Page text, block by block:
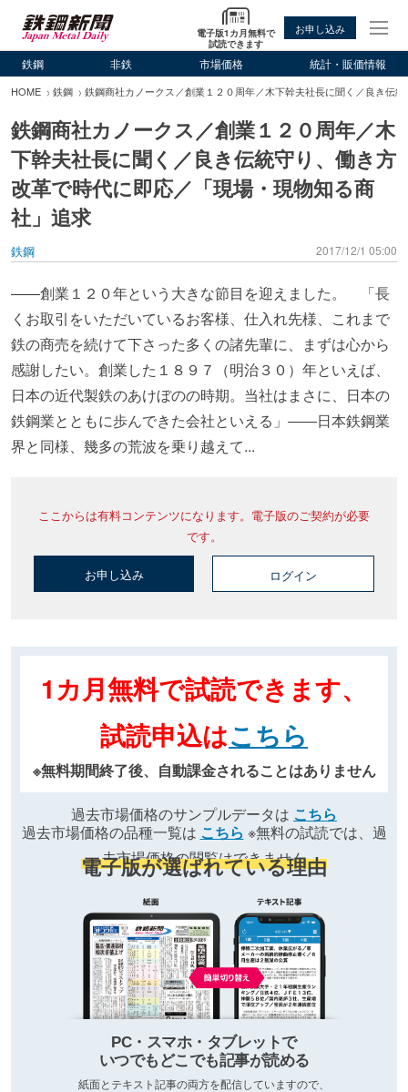
電子版1カ月無料で
試読できます
お申し込み
鉄鋼 非鉄 市場価格 統計・販価情報
HOME 鉄鋼 鉄鋼商社カノークス／創業１２０周年／木下幹夫社長に聞く／良き伝
鉄鋼商社カノークス／創業１２０周年／木
下幹夫社長に聞く／良き伝統守り、働き方
改革で時代に即応／「現場・現物知る商
社」追求
鉄鋼 2017/12/1 05:00
――創業１２０年という大きな節目を迎えました。 「長
くお取引をいただいているお客様、仕入れ先様、これまで
鉄の商売を続けて下さった多くの諸先輩に、まずは心から
感謝したい。創業した１８９７（明治３０）年といえば、
日本の近代製鉄のあけぼのの時期。当社はまさに、日本の
鉄鋼業とともに歩んできた会社といえる」――日本鉄鋼業
界と同様、幾多の荒波を乗り越えて...
ここからは有料コンテンツになります。電子版のご契約が必要
です。
お申し込み ログイン
1カ月無料で試読できます、
試読申込はこちら
※無料期間終了後、自動課金されることはありません
過去市場価格のサンプルデータは こちら
過去市場価格の品種一覧は こちら ※無料の試読では、過
去市場価格の閲覧はできません
電子版が選ばれている理由
PC・スマホ・タブレットで
いつでもどこでも記事が読める
紙面とテキスト記事の両方を配信していますので、